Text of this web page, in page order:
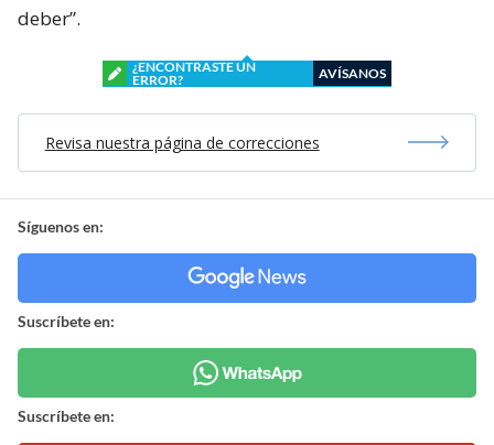
deber”.
¿ENCONTRASTE UN
ERROR?
AVÍSANOS
Revisa nuestra página de correcciones
Síguenos en:
Suscríbete en:
Suscríbete en: